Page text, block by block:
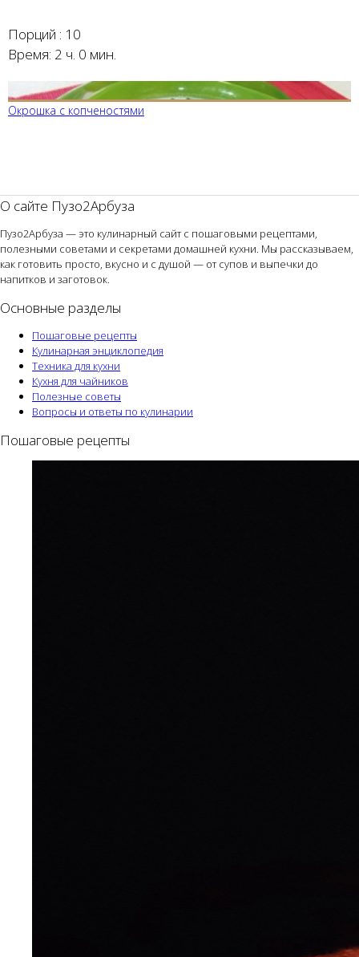
Порций : 10
Время: 2 ч. 0 мин.
Окрошка с копченостями
О сайте Пузо2Арбуза
Пузо2Арбуза — это кулинарный сайт с пошаговыми рецептами,
полезными советами и секретами домашней кухни. Мы рассказываем,
как готовить просто, вкусно и с душой — от супов и выпечки до
напитков и заготовок.
Основные разделы
Пошаговые рецепты
Кулинарная энциклопедия
Техника для кухни
Кухня для чайников
Полезные советы
Вопросы и ответы по кулинарии
Пошаговые рецепты